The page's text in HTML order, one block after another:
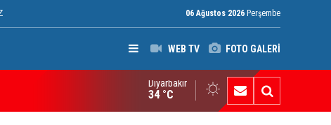
06 Ağustos 2026 Perşembe
WEB TV FOTO GALERİ
İran’da Pezeşkiyan gerilimi: Hamaney’den istifa uyarısı
Diyarbakır
34 °C